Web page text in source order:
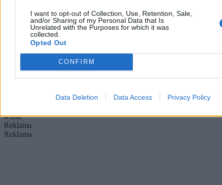
I want to opt-out of Collection, Use, Retention, Sale,
and/or Sharing of my Personal Data that Is
Unrelated with the Purposes for which it was
collected.
Opted Out
CONFIRM
Data Deletion Data Access Privacy Policy
Pan Darek, 50-letni kierowca warszawskiego autobusu, w upalny
dzień założył do pracy spódnicę zamiast regulaminowych spodni.
Pasażerowie warszawskiej linii 213 kibicowali mu i gratulowali
kierowca dostał karę za niezgodny z regulaminem strój.
4 min
Reklama
Reklama